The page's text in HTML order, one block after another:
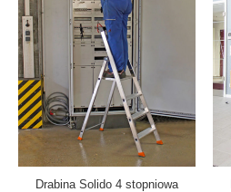
Drabina Solido 4 stopniowa